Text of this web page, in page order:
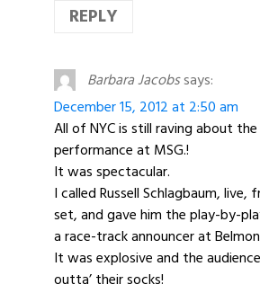
REPLY
Barbara Jacobssays:
December 15, 2012 at 2:50 am
All of NYC is still raving about the
performance at MSG.!
It was spectacular.
I called Russell Schlagbaum, live,
set, and gave him the play-by-
a race-track announcer at
It was explosive and the
outta’ their socks!